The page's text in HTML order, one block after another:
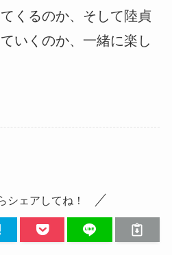
くるのか、そして陸貞
いくのか、一緒に楽し
シェアしてね！